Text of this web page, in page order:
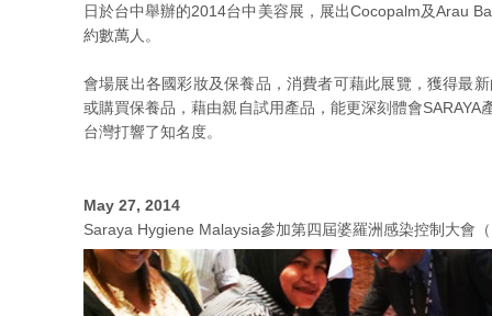
日於台中舉辦的2014台中美容展，展出Cocopalm及Arau
約數萬人。
會場展出各國彩妝及保養品，消費者可藉此展覽，獲得最
或購買保養品，藉由親自試用產品，能更深刻體會SARAYA
台灣打響了知名度。
May 27, 2014
Saraya Hygiene Malaysia參加第四屆婆羅洲感染控制大會